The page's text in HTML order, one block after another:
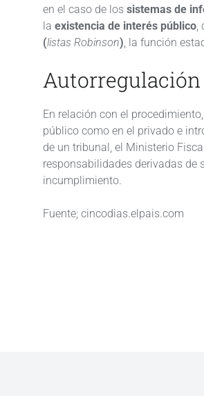
en el caso de los sistemas de
la existencia de interés público,
(listas Robinson), la función
Autorregulación
En relación con el
público como en el privado e
de un tribunal, el Ministerio
responsabilidades derivadas de
incumplimiento.
Fuente; cincodias.elpais.com